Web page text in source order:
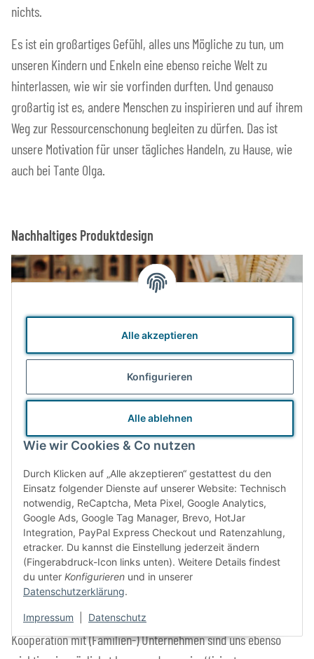
Alle akzeptieren
Konfigurieren
Alle ablehnen
Wie wir Cookies & Co nutzen
Durch Klicken auf „Alle akzeptieren“ gestattest du den
Einsatz folgender Dienste auf unserer Website: Technisch
notwendig, ReCaptcha, Meta Pixel, Google Analytics,
Google Ads, Google Tag Manager, Brevo, HotJar
Integration, PayPal Express Checkout und Ratenzahlung,
etracker. Du kannst die Einstellung jederzeit ändern
(Fingerabdruck-Icon links unten). Weitere Details findest
du unter Konfigurieren und in unserer
Datenschutzerklärung.
Impressum Datenschutz
nichts.
Es ist ein großartiges Gefühl, alles uns Mögliche zu tun, um
unseren Kindern und Enkeln eine ebenso reiche Welt zu
hinterlassen, wie wir sie vorfinden durften. Und genauso
großartig ist es, andere Menschen zu inspirieren und auf ihrem
Weg zur Ressourcenschonung begleiten zu dürfen. Das ist
unsere Motivation für unser tägliches Handeln, zu Hause, wie
auch bei Tante Olga.
Nachhaltiges Produktdesign
bei unserer Eigenmarke auf alle Aspekte der Nachhaltigkeit.
Die Rohstoffe unserer Stoffprodukte stammen aus kontrolliert
biologischem Anbau und für die Herstellung unserer
Holzartikel kommt FSC-zertifiziertes Holz zum Einsatz. Unsere
Produkte sind schadstofffrei und langlebig. Wenn schon neu
kaufen, dann wenigstens Waren mit langer Lebensdauer.
Faire und sichere Produktionsbedingungen und direkte
Kooperation mit (Familien-) Unternehmen sind uns ebenso